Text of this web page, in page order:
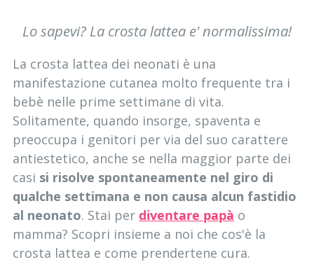
Lo sapevi? La crosta lattea e' normalissima!
La crosta lattea dei neonati è una
manifestazione cutanea molto frequente tra i
bebè nelle prime settimane di vita.
Solitamente, quando insorge, spaventa e
preoccupa i genitori per via del suo carattere
antiestetico, anche se nella maggior parte dei
casi si risolve spontaneamente nel giro di
qualche settimana e non causa alcun fastidio
al neonato. Stai per diventare papà o
mamma? Scopri insieme a noi che cos'è la
crosta lattea e come prendertene cura.